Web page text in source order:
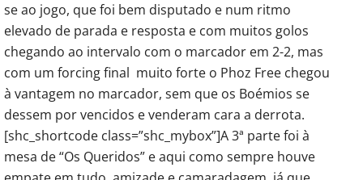
se ao jogo, que foi bem disputado e num ritmo
elevado de parada e resposta e com muitos golos
chegando ao intervalo com o marcador em 2-2, mas
com um forcing final muito forte o Phoz Free chegou
à vantagem no marcador, sem que os Boémios se
dessem por vencidos e venderam cara a derrota.
[shc_shortcode class=”shc_mybox”]A 3ª parte foi à
mesa de “Os Queridos” e aqui como sempre houve